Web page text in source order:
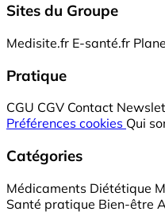
Sites du Groupe
Medisite.fr E-santé.fr
Pratique
CGU CGV Contact
Préférences cookies Qui
Catégories
Médicaments Diététique
Santé pratique Bien-être